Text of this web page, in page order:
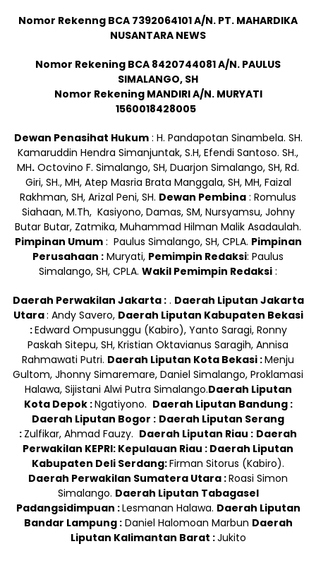
Nomor Rekenng BCA 7392064101 A/N. PT. MAHARDIKA
NUSANTARA NEWS
Nomor Rekening BCA 8420744081 A/N. PAULUS
SIMALANGO, SH
Nomor Rekening MANDIRI A/N. MURYATI
1560018428005
Dewan Penasihat Hukum: H. Pandapotan Sinambela. SH.
Kamaruddin Hendra Simanjuntak, S.H, Efendi Santoso. SH.,
MH. Octovino F. Simalango, SH, Duarjon Simalango, SH, Rd.
Giri, SH., MH, Atep Masria Brata Manggala, SH, MH, Faizal
Rakhman, SH, Arizal Peni, SH. Dewan Pembina : Romulus
Siahaan, M.Th, Kasiyono, Damas, SM, Nursyamsu, Johny
Butar Butar, Zatmika, Muhammad Hilman Malik Asadaulah.
Pimpinan Umum: Paulus Simalango, SH, CPLA. Pimpinan
Perusahaan : Muryati, Pemimpin Redaksi: Paulus
Simalango, SH, CPLA. Wakil Pemimpin Redaksi :
Daerah Perwakilan Jakarta :. Daerah Liputan Jakarta
Utara: Andy Savero, Daerah Liputan Kabupaten Bekasi
:Edward Ompusunggu (Kabiro), Yanto Saragi, Ronny
Paskah Sitepu, SH, Kristian Oktavianus Saragih, Annisa
Rahmawati Putri. Daerah Liputan Kota Bekasi :Menju
Gultom, Jhonny Simaremare, Daniel Simalango, Proklamasi
Halawa, Sijistani Alwi Putra Simalango.Daerah Liputan
Kota Depok :Ngatiyono. Daerah Liputan Bandung :
Daerah Liputan Bogor : Daerah Liputan Serang
: Zulfikar, Ahmad Fauzy. Daerah Liputan Riau : Daerah
Perwakilan KEPRI: Kepulauan Riau : Daerah Liputan
Kabupaten Deli Serdang:Firman Sitorus (Kabiro).
Daerah Perwakilan Sumatera Utara :Roasi Simon
Simalango. Daerah Liputan Tabagasel
Padangsidimpuan :Lesmanan Halawa. Daerah Liputan
Bandar Lampung :Daniel Halomoan Marbun Daerah
Liputan Kalimantan Barat :Jukito